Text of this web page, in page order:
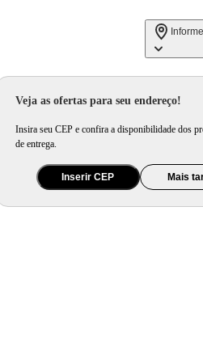
Veja as ofertas para seu endereço!
Insira seu CEP e confira a disponibilidade dos
de entrega.
Inserir CEP Mais